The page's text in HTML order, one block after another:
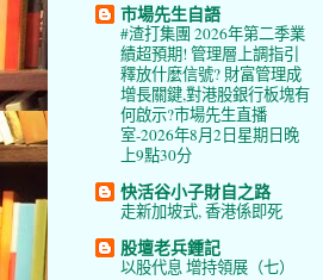
市場先生自語
#渣打集團 2026年第二季業
績超預期! 管理層上調指引
釋放什麼信號? 財富管理成
增長關鍵,對港股銀行板塊有
何啟示?市場先生直播
室-2026年8月2日星期日晚
上9點30分
快活谷小子財自之路
走新加坡式, 香港係即死
股壇老兵鍾記
以股代息 增持領展（七）